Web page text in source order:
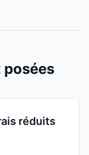
réduits